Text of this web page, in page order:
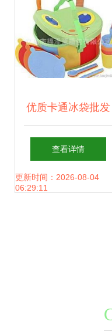
优质卡通冰袋批发
供应 漫画设计让降
温更有趣
查看详情
更新时间：2026-08-04
06:29:11